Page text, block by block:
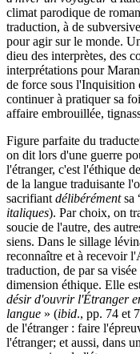
climat parodique de
traduction, à de
pour agir sur le monde.
dieu des interprètes, des
interprétations pour
de force sous
continuer à pratiquer sa
affaire embrouillée,
Figure parfaite du
on dit lors d'une guerre
l'étranger, c'est l'éthique
de la langue traduisante
sacrifiant délibérémentsa
italiques). Par choix, on
soucie de l'autre, des
siens. Dans le sillage
reconnaître et à recevoir
traduction, de par sa
dimension éthique. Elle
désir d'ouvrir l'Étranger
langue » (ibid., pp. 74 et
de l'étranger : faire
l'étranger; et aussi, dans